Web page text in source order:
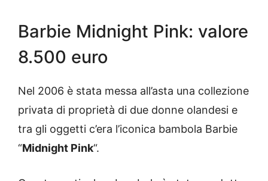
Barbie Midnight Pink: valore
8.500 euro
Nel 2006 è stata messa all’asta una collezione
privata di proprietà di due donne olandesi e
tra gli oggetti c’era l’iconica bambola Barbie
“Midnight Pink“.